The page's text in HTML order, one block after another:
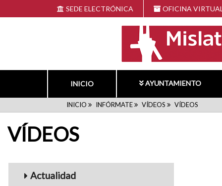
al
SEDE ELECTRÓNICA OFICINA
INICIO AYUNTAMIENTO
RUTA
DE
NAVEGACIÓN
INICIO INFÓRMATE VÍDEOS VÍDEOS
VÍDEOS
Menu_Videos
Actualidad